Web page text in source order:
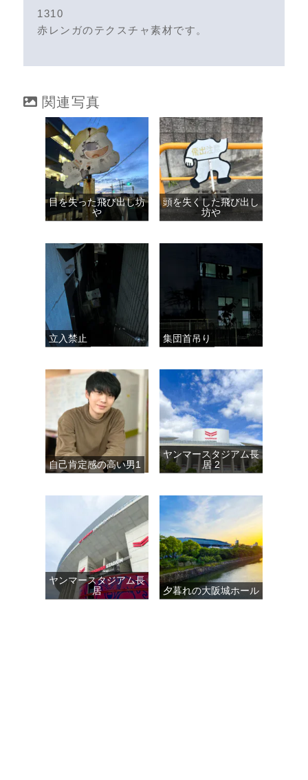
1310
赤レンガのテクスチャ素材です。
関連写真
目を失った飛び出し坊
や
頭を失くした飛び出し
坊や
立入禁止 集団首吊り
自己肯定感の高い男1
ヤンマースタジアム長
居 2
ヤンマースタジアム長
居
夕暮れの大阪城ホール